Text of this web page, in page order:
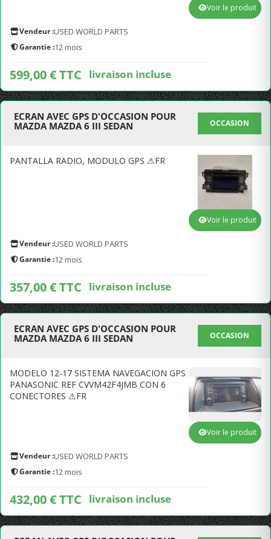
Vendeur :USED WORLD PARTS
Garantie :12 mois
599,00 € TTC livraison incluse
Voir le produit
ECRAN AVEC GPS D'OCCASION POUR
MAZDA MAZDA 6 III SEDAN
OCCASION
PANTALLA RADIO, MODULO GPS ⚠FR
Vendeur :USED WORLD PARTS
Garantie :12 mois
357,00 € TTC livraison incluse
Voir le produit
ECRAN AVEC GPS D'OCCASION POUR
MAZDA MAZDA 6 III SEDAN
OCCASION
MODELO 12-17 SISTEMA NAVEGACION GPS
PANASONIC REF CVVM42F4JMB CON 6
CONECTORES ⚠FR
Vendeur :USED WORLD PARTS
Garantie :12 mois
432,00 € TTC livraison incluse
Voir le produit